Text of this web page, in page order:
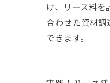
け、リース料
合わせた資材
できます。